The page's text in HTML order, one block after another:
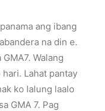
ang ibang
na din e.
Walang
Lahat pantay
ko lalung laalo
GMA 7. Pag